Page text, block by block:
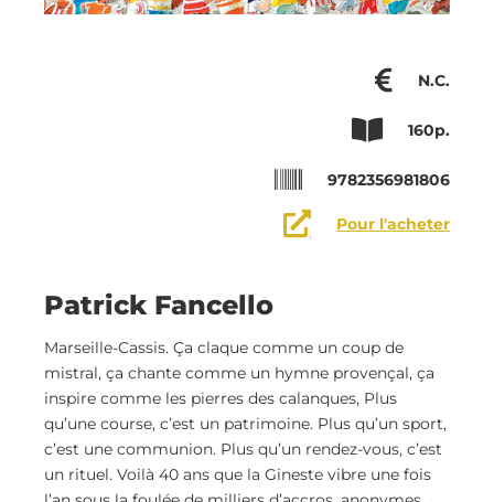
N.C.
160p.
9782356981806
Pour l'acheter
Patrick Fancello
Marseille-Cassis. Ça claque comme un coup de
mistral, ça chante comme un hymne provençal, ça
inspire comme les pierres des calanques, Plus
qu’une course, c’est un patrimoine. Plus qu’un sport,
c’est une communion. Plus qu’un rendez-vous, c’est
un rituel. Voilà 40 ans que la Gineste vibre une fois